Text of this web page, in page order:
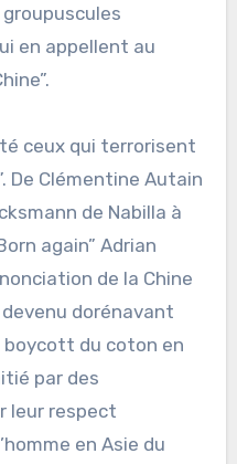
en appellent au
ceux qui terrorisent
De Clémentine Autain
de Nabilla à
again” Adrian
de la Chine
dorénavant
boycott du coton en
par des
leur respect
en Asie du